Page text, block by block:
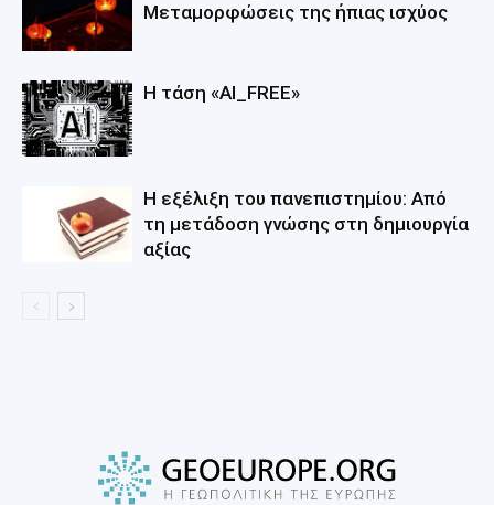
Μεταμορφώσεις της ήπιας ισχύος
Η τάση «AI_FREE»
Η εξέλιξη του πανεπιστημίου: Από
τη μετάδοση γνώσης στη δημιουργία
αξίας